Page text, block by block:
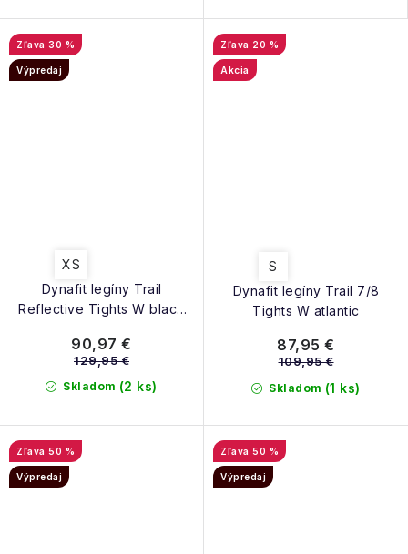
Dynafit legíny Trail
Reflective Tights W black
30 %
Výpredaj
XS
Skladom (2 ks)
90,97 €
129,95 €
Dynafit legíny Trail 7/8
Tights W atlantic
20 %
Akcia
S
Skladom (1 ks)
87,95 €
109,95 €
50 %
Výpredaj
50 %
Výpredaj